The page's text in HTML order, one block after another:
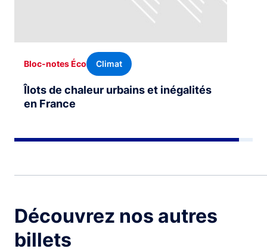
Bloc-notes Éco Climat
Îlots de chaleur urbains et inégalités
en France
Découvrez nos autres
billets